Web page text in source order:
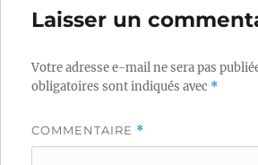
Laisser un
Votre adresse e-mail ne sera pas
obligatoires sont indiqués avec *
COMMENTAIRE *